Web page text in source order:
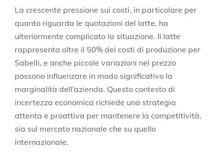
La crescente pressione sui costi, in particolare per
quanto riguarda le quotazioni del latte, ha
ulteriormente complicato la situazione. Il latte
rappresenta oltre il 50% dei costi di produzione per
Sabelli, e anche piccole variazioni nel prezzo
possono influenzare in modo significativo la
marginalità dell’azienda. Questo contesto di
incertezza economica richiede una strategia
attenta e proattiva per mantenere la competitività,
sia sul mercato nazionale che su quello
internazionale.